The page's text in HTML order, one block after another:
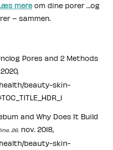
mere om dine porer …og
– sammen.
Pores and 2 Methods
beauty-skin-
and Why Does It Build
26. nov. 2018,
beauty-skin-